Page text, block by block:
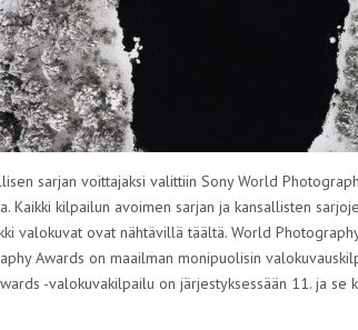
sarjan voittajaksi valittiin Sony World
Kaikki kilpailun avoimen sarjan ja kansallisten
valokuvat ovat nähtävillä täältä. World
Awards on maailman monipuolisin
-valokuvakilpailu on järjestyksessään 11. ja